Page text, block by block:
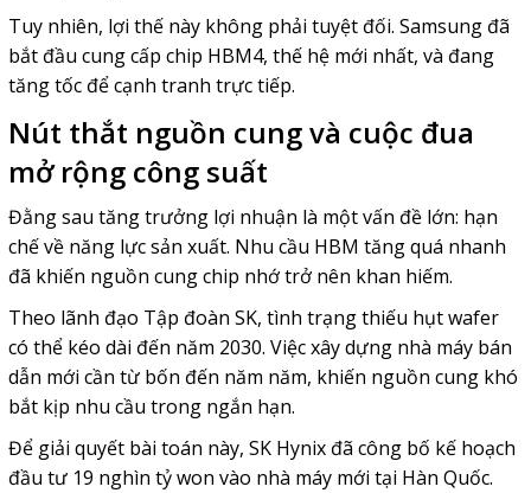
Tuy nhiên, lợi thế này không phải tuyệt đối. Samsung đã
bắt đầu cung cấp chip HBM4, thế hệ mới nhất, và đang
tăng tốc để cạnh tranh trực tiếp.
Nút thắt nguồn cung và cuộc đua
mở rộng công suất
Đằng sau tăng trưởng lợi nhuận là một vấn đề lớn: hạn
chế về năng lực sản xuất. Nhu cầu HBM tăng quá nhanh
đã khiến nguồn cung chip nhớ trở nên khan hiếm.
Theo lãnh đạo Tập đoàn SK, tình trạng thiếu hụt wafer
có thể kéo dài đến năm 2030. Việc xây dựng nhà máy bán
dẫn mới cần từ bốn đến năm năm, khiến nguồn cung khó
bắt kịp nhu cầu trong ngắn hạn.
Để giải quyết bài toán này, SK Hynix đã công bố kế hoạch
đầu tư 19 nghìn tỷ won vào nhà máy mới tại Hàn Quốc.